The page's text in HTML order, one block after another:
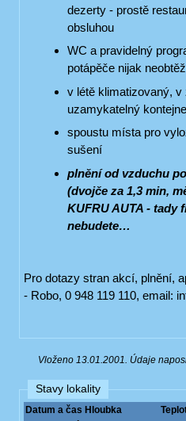
dezerty - prostě
obsluhou
WC a pravidelný
potápěče nijak
v létě klimatizovaný,
uzamykatelný
spoustu místa pro
sušení
plnění od vzduchu
(dvojče za 1,3 min,
KUFRU AUTA - tady
nebudete…
Pro dotazy stran akcí, plnění,
- Robo, 0 948 119 110, email:
Vloženo 13.01.2001. Údaje
Stavy lokality
Datum a čas Hloubka